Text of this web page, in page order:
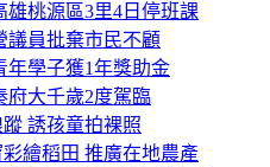
雄桃源區3里4日停班課
議員批棄市民不顧
年學子獲1年獎助金
府大千歲2度駕臨
誘孩童拍裸照
繪稻田 推廣在地農產